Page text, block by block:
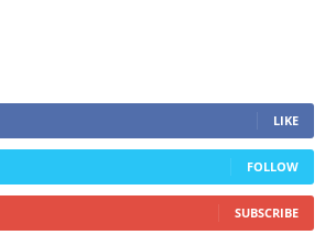
LIKE
FOLLOW
SUBSCRIBE